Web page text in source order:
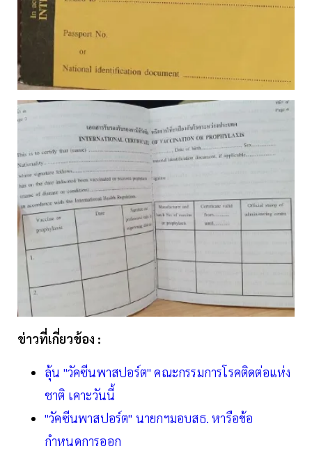
ข่าวที่เกี่ยวข้อง :
ลุ้น "วัคซีนพาสปอร์ต" คณะกรรมการโรคติดต่อแห่ง
ชาติ เคาะวันนี้
"วัคซีนพาสปอร์ต" นายกฯมอบสธ. หารือข้อ
กำหนดการออก